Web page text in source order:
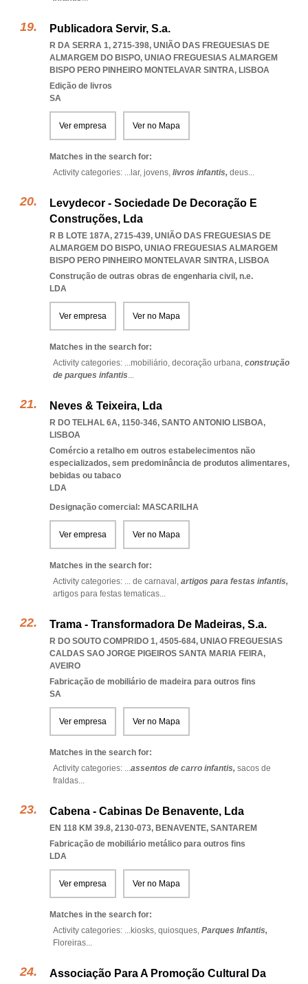
Publicadora Servir, S.a.
R DA SERRA 1, 2715-398, UNIÃO DAS FREGUESIAS DE
ALMARGEM DO BISPO, UNIAO FREGUESIAS ALMARGEM
BISPO PERO PINHEIRO MONTELAVAR SINTRA, LISBOA
Edição de livros
SA
Ver empresa Ver no Mapa
Matches in the search for:
Activity categories: ... lar, jovens, livros infantis, deus...
Levydecor - Sociedade De Decoração E
Construções, Lda
R B LOTE 187A, 2715-439, UNIÃO DAS FREGUESIAS DE
ALMARGEM DO BISPO, UNIAO FREGUESIAS ALMARGEM
BISPO PERO PINHEIRO MONTELAVAR SINTRA, LISBOA
Construção de outras obras de engenharia civil, n.e.
LDA
Ver empresa Ver no Mapa
Matches in the search for:
Activity categories: ...mobiliário, decoração urbana, construção
de parques infantis...
Neves & Teixeira, Lda
R DO TELHAL 6A, 1150-346, SANTO ANTONIO LISBOA,
LISBOA
Comércio a retalho em outros estabelecimentos não
especializados, sem predominância de produtos alimentares,
bebidas ou tabaco
LDA
Designação comercial: MASCARILHA
Ver empresa Ver no Mapa
Matches in the search for:
Activity categories: ... de carnaval, artigos para festas infantis,
artigos para festas tematicas...
Trama - Transformadora De Madeiras, S.a.
R DO SOUTO COMPRIDO 1, 4505-684, UNIAO FREGUESIAS
CALDAS SAO JORGE PIGEIROS SANTA MARIA FEIRA,
AVEIRO
Fabricação de mobiliário de madeira para outros fins
SA
Ver empresa Ver no Mapa
Matches in the search for:
Activity categories: ...assentos de carro infantis, sacos de
fraldas...
Cabena - Cabinas De Benavente, Lda
EN 118 KM 39.8, 2130-073, BENAVENTE, SANTAREM
Fabricação de mobiliário metálico para outros fins
LDA
Ver empresa Ver no Mapa
Matches in the search for:
Activity categories: ...kiosks, quiosques, Parques Infantis,
Floreiras...
Associação Para A Promoção Cultural Da